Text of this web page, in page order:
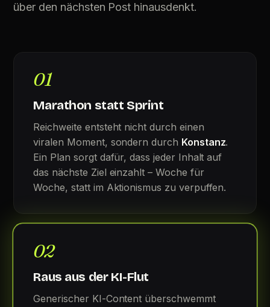
über den nächsten Post hinausdenkt.
01
Marathon statt Sprint
Reichweite entsteht nicht durch einen
viralen Moment, sondern durch Konstanz.
Ein Plan sorgt dafür, dass jeder Inhalt auf
das nächste Ziel einzahlt – Woche für
Woche, statt im Aktionismus zu verpuffen.
02
Raus aus der KI-Flut
Generischer KI-Content überschwemmt